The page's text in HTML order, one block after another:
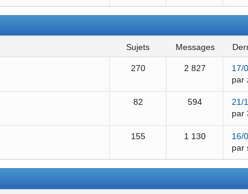
sujets messages
270 2 827
17/
par
82 594
21/
par
155 1 130
16/
par